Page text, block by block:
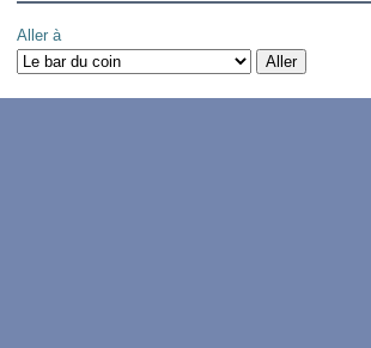
Aller à